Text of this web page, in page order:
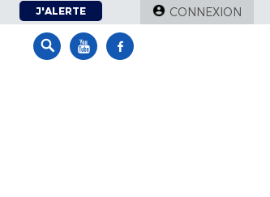
J'ALERTE CONNEXION